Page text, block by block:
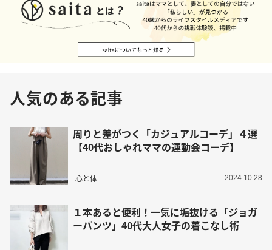
人気のある記事
周りと差がつく「カジュアルコーデ」４選
【40代おしゃれママの運動会コーデ】
心と体 2024.10.28
１本あると便利！一気に垢抜ける「ジョガ
ーパンツ」40代大人女子の着こなし術